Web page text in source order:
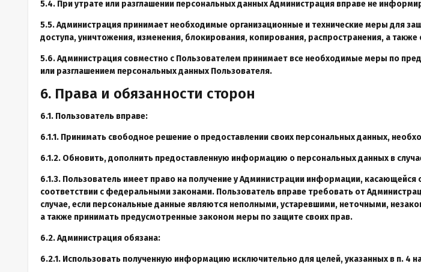
5.4. При утрате или разглашении персональных данных Администрация вправе не
5.5. Администрация принимает необходимые организационные и технические меры для
доступа, уничтожения, изменения, блокирования, копирования, распространения, а
5.6. Администрация совместно с Пользователем принимает все необходимые меры по
или разглашением персональных данных Пользователя.
6. Права и обязанности сторон
6.1. Пользователь вправе:
6.1.1. Принимать свободное решение о предоставлении своих персональных данных,
6.1.2. Обновить, дополнить предоставленную информацию о персональных данных в
6.1.3. Пользователь имеет право на получение у Администрации информации,
соответствии с федеральными законами. Пользователь вправе требовать от
случае, если персональные данные являются неполными, устаревшими, неточными,
а также принимать предусмотренные законом меры по защите своих прав.
6.2. Администрация обязана:
6.2.1. Использовать полученную информацию исключительно для целей, указанных в п. 4